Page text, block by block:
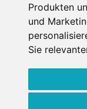
Produkten
und
Sie
Portale
Copyright